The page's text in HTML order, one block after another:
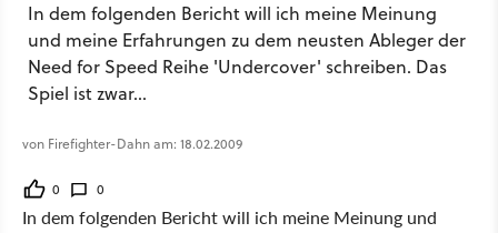
In dem folgenden Bericht will ich meine Meinung
und meine Erfahrungen zu dem neusten Ableger der
Need for Speed Reihe 'Undercover' schreiben. Das
Spiel ist zwar...
von Firefighter-Dahn am: 18.02.2009
0 0
In dem folgenden Bericht will ich meine Meinung und